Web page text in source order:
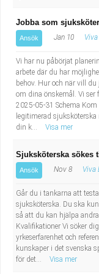
Jobba som
Ansök Jan 10
Vi har nu påbörjat
arbete där du har
behov. Hur och när vill
om dina önskemål. Vi
2025-05-31 Schema
legitimerad sjuksköterska
din k...
Visa mer
Sjuksköterska sökes
Ansök Nov 8 Viva
Går du i tankarna att
sjuksköterska. Du ska
så att du kan hjälpa
Kvalifikationer Vi söker
yrkeserfarenhet och
kunskaper i det svenska
för det...
Visa mer